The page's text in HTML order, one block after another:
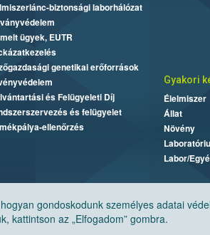
gondoskodunk személyes adatai
kattintson az „Elfogadom” gombra.
biztonsági laborhálózat
ügyek, EUTR
genetikai erőforrások
és Felügyeleti Díj
és felügyelet
ellenőrzés
Gyakori
Élelmiszer
Állat
Növény
Labor/